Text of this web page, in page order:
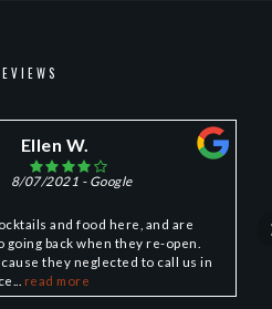
Ellen W.
8/07/2021 - Google
and food here, and are
back when they re-open.
they neglected to call us in
read more